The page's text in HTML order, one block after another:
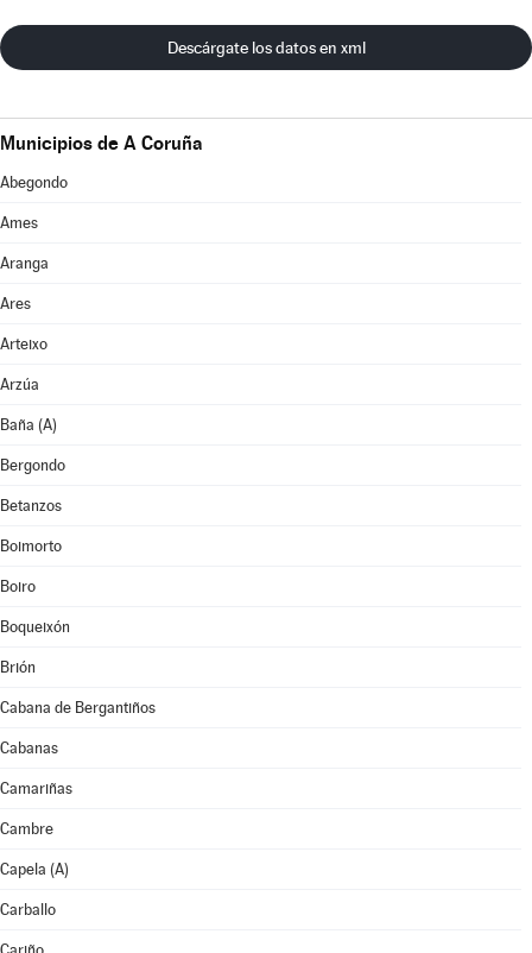
Descárgate los datos en xml
Municipios de A Coruña
Abegondo
Ames
Aranga
Ares
Arteixo
Arzúa
Baña (A)
Bergondo
Betanzos
Boimorto
Boiro
Boqueixón
Brión
Cabana de Bergantiños
Cabanas
Camariñas
Cambre
Capela (A)
Carballo